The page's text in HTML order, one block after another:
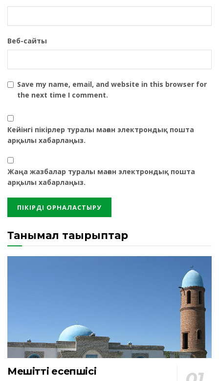
Веб-сайты
Save my name, email, and website in this browser for
the next time I comment.
Кейінгі пікірлер туралы маған электрондық пошта
арқылы хабарлаңыз.
Жаңа жазбалар туралы маған электрондық пошта
арқылы хабарлаңыз.
Танымал тақырыптар
Мешіттің есепшісі